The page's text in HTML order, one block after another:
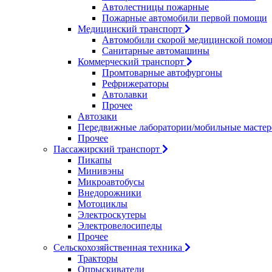
Автолестницы пожарные
Пожарные автомобили первой помощи
Медицинский транспорт
Автомобили скорой медицинской
Санитарные автомашины
Коммерческий транспорт
Промтоварные автофургоны
Рефрижераторы
Автолавки
Прочее
Автозаки
Передвижные лаборатории/мобильные
Прочее
Пассажирский транспорт
Пикапы
Минивэны
Микроавтобусы
Внедорожники
Мотоциклы
Электроскутеры
Электровелосипеды
Прочее
Сельскохозяйственная техника
Тракторы
Опрыскиватели